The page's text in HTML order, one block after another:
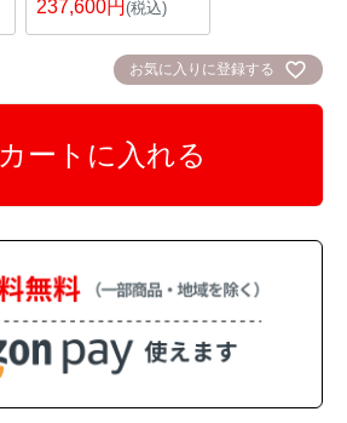
237,600 税込
お気に入りに登録する
カートに入れる